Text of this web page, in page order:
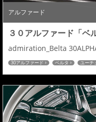
アルファード
３０アルファード「ベ
admiration_Belta
30アルファード ベルタ ユーチ